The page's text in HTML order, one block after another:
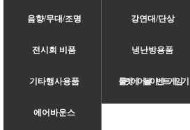
음향/무대/조명 강연대/단상
전시회 비품 냉난방용품
기타행사용품 룰렛/에어볼/이벤트게임기
에어바운스